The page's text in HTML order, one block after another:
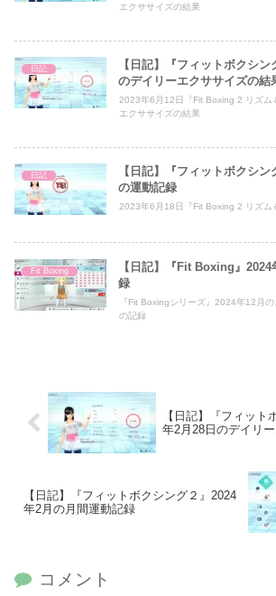
エクササイズの結果
日記
【日記】『フィットボクシン
のデイリーエクササイズの結
2023年6月12日『Fit Boxing 2 リズム
エクササイズの結果
日記
【日記】『フィットボクシン
の運動記録
2023年6月18日『Fit Boxing 2 リズム
Fit Boxing
【日記】『Fit Boxing』
録
『Fit Boxingシリーズ』2024年12月
の記録
【日記】『フィット
年2月28日のデイリ
【日記】『フィットボクシング２』2024
年2月の月間運動記録
コメント